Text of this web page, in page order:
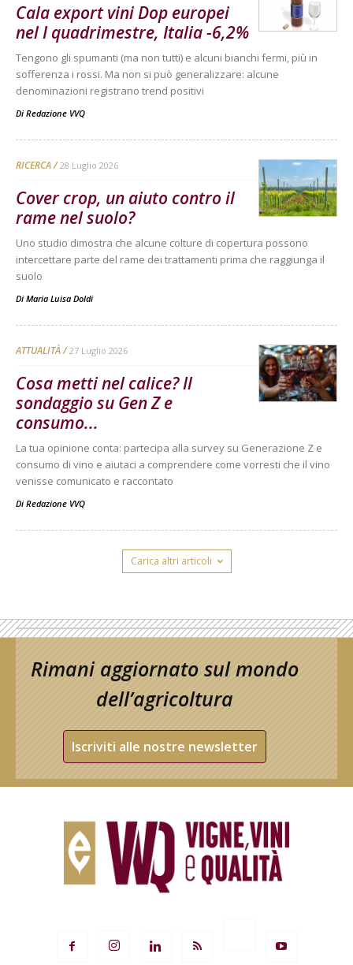
Cala export vini Dop europei
nel I quadrimestre, Italia -6,2%
Tengono gli spumanti (ma non tutti) e alcuni bianchi fermi, più in
sofferenza i rossi. Ma non si può generalizzare: alcune
denominazioni registrano trend positivi
Di Redazione VVQ
RICERCA 28 Luglio 2026
Cover crop, un aiuto contro il
rame nel suolo?
Uno studio dimostra che alcune colture di copertura possono
intercettare parte del rame dei trattamenti prima che raggiunga il
suolo
Di Maria Luisa Doldi
ATTUALITÀ 27 Luglio 2026
Cosa metti nel calice? Il
sondaggio su Gen Z e
consumo...
La tua opinione conta: partecipa alla survey su Generazione Z e
consumo di vino e aiutaci a comprendere come vorresti che il vino
venisse comunicato e raccontato
Di Redazione VVQ
Carica altri articoli
Rimani aggiornato sul mondo
dell’agricoltura
Iscriviti alle nostre newsletter